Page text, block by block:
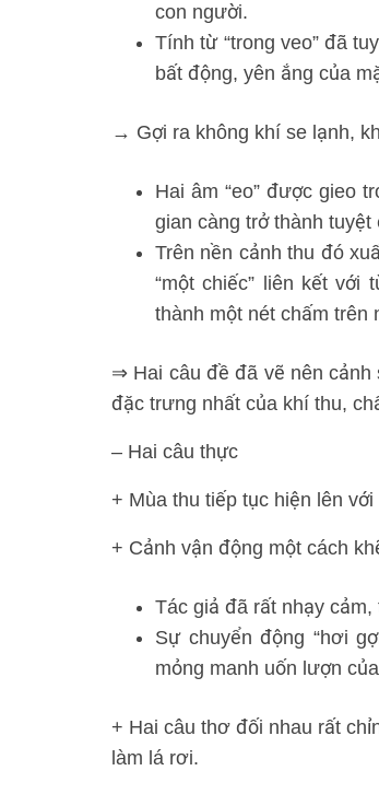
con người.
Tính từ “trong veo” đã
bất động, yên ắng của
→ Gợi ra không khí se lạnh,
Hai âm “eo” được gieo
gian càng trở thành
Trên nền cảnh thu đó
“một chiếc” liên kết với
thành một nét chấm trên
⇒ Hai câu đề đã vẽ nên cảnh
đặc trưng nhất của khí thu,
– Hai câu thực
+ Mùa thu tiếp tục hiện lên với
+ Cảnh vận động một cách
Tác giả đã rất nhạy
Sự chuyển động “hơi
mỏng manh uốn lượn
+ Hai câu thơ đối nhau rất
làm lá rơi.